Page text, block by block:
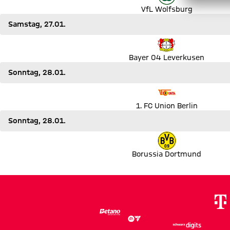
VfL Wolfsburg
Samstag, 27.01.
Spiel Bayer 04 Leverkusen gegen Borussia Mönchengladbach
Bayer 04 Leverkusen
Sonntag, 28.01.
1. FC Union Berlin
Sonntag, 28.01.
Spiel Borussia Dortmund gegen VfL Bochum 1848
Borussia Dortmund